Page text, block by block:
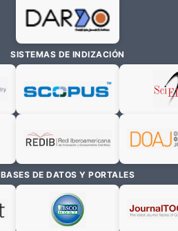
SISTEMAS DE INDIZACIÓN
BASES DE DATOS Y PORTALES